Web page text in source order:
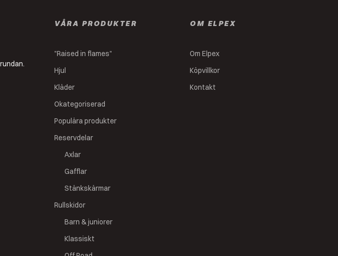
VÅRA PRODUKTER
"Raised in flames"
Hjul
Kläder
Okategoriserad
Populära produkter
Reservdelar
Axlar
Gafflar
Stänkskärmar
Rullskidor
Barn & juniorer
Klassiskt
OM ELPEX
Om Elpex
Köpvillkor
Kontakt